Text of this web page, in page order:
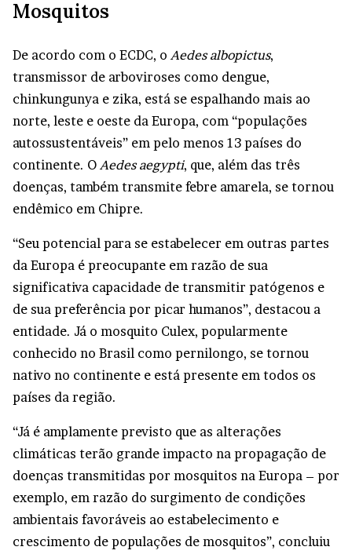
Mosquitos
De acordo com o ECDC, o Aedes albopictus,
transmissor de arboviroses como dengue,
chinkungunya e zika, está se espalhando mais ao
norte, leste e oeste da Europa, com “populações
autossustentáveis” em pelo menos 13 países do
continente. O Aedes aegypti, que, além das três
doenças, também transmite febre amarela, se tornou
endêmico em Chipre.
“Seu potencial para se estabelecer em outras partes
da Europa é preocupante em razão de sua
significativa capacidade de transmitir patógenos e
de sua preferência por picar humanos”, destacou a
entidade. Já o mosquito Culex, popularmente
conhecido no Brasil como pernilongo, se tornou
nativo no continente e está presente em todos os
países da região.
“Já é amplamente previsto que as alterações
climáticas terão grande impacto na propagação de
doenças transmitidas por mosquitos na Europa – por
exemplo, em razão do surgimento de condições
ambientais favoráveis ao estabelecimento e
crescimento de populações de mosquitos”, concluiu